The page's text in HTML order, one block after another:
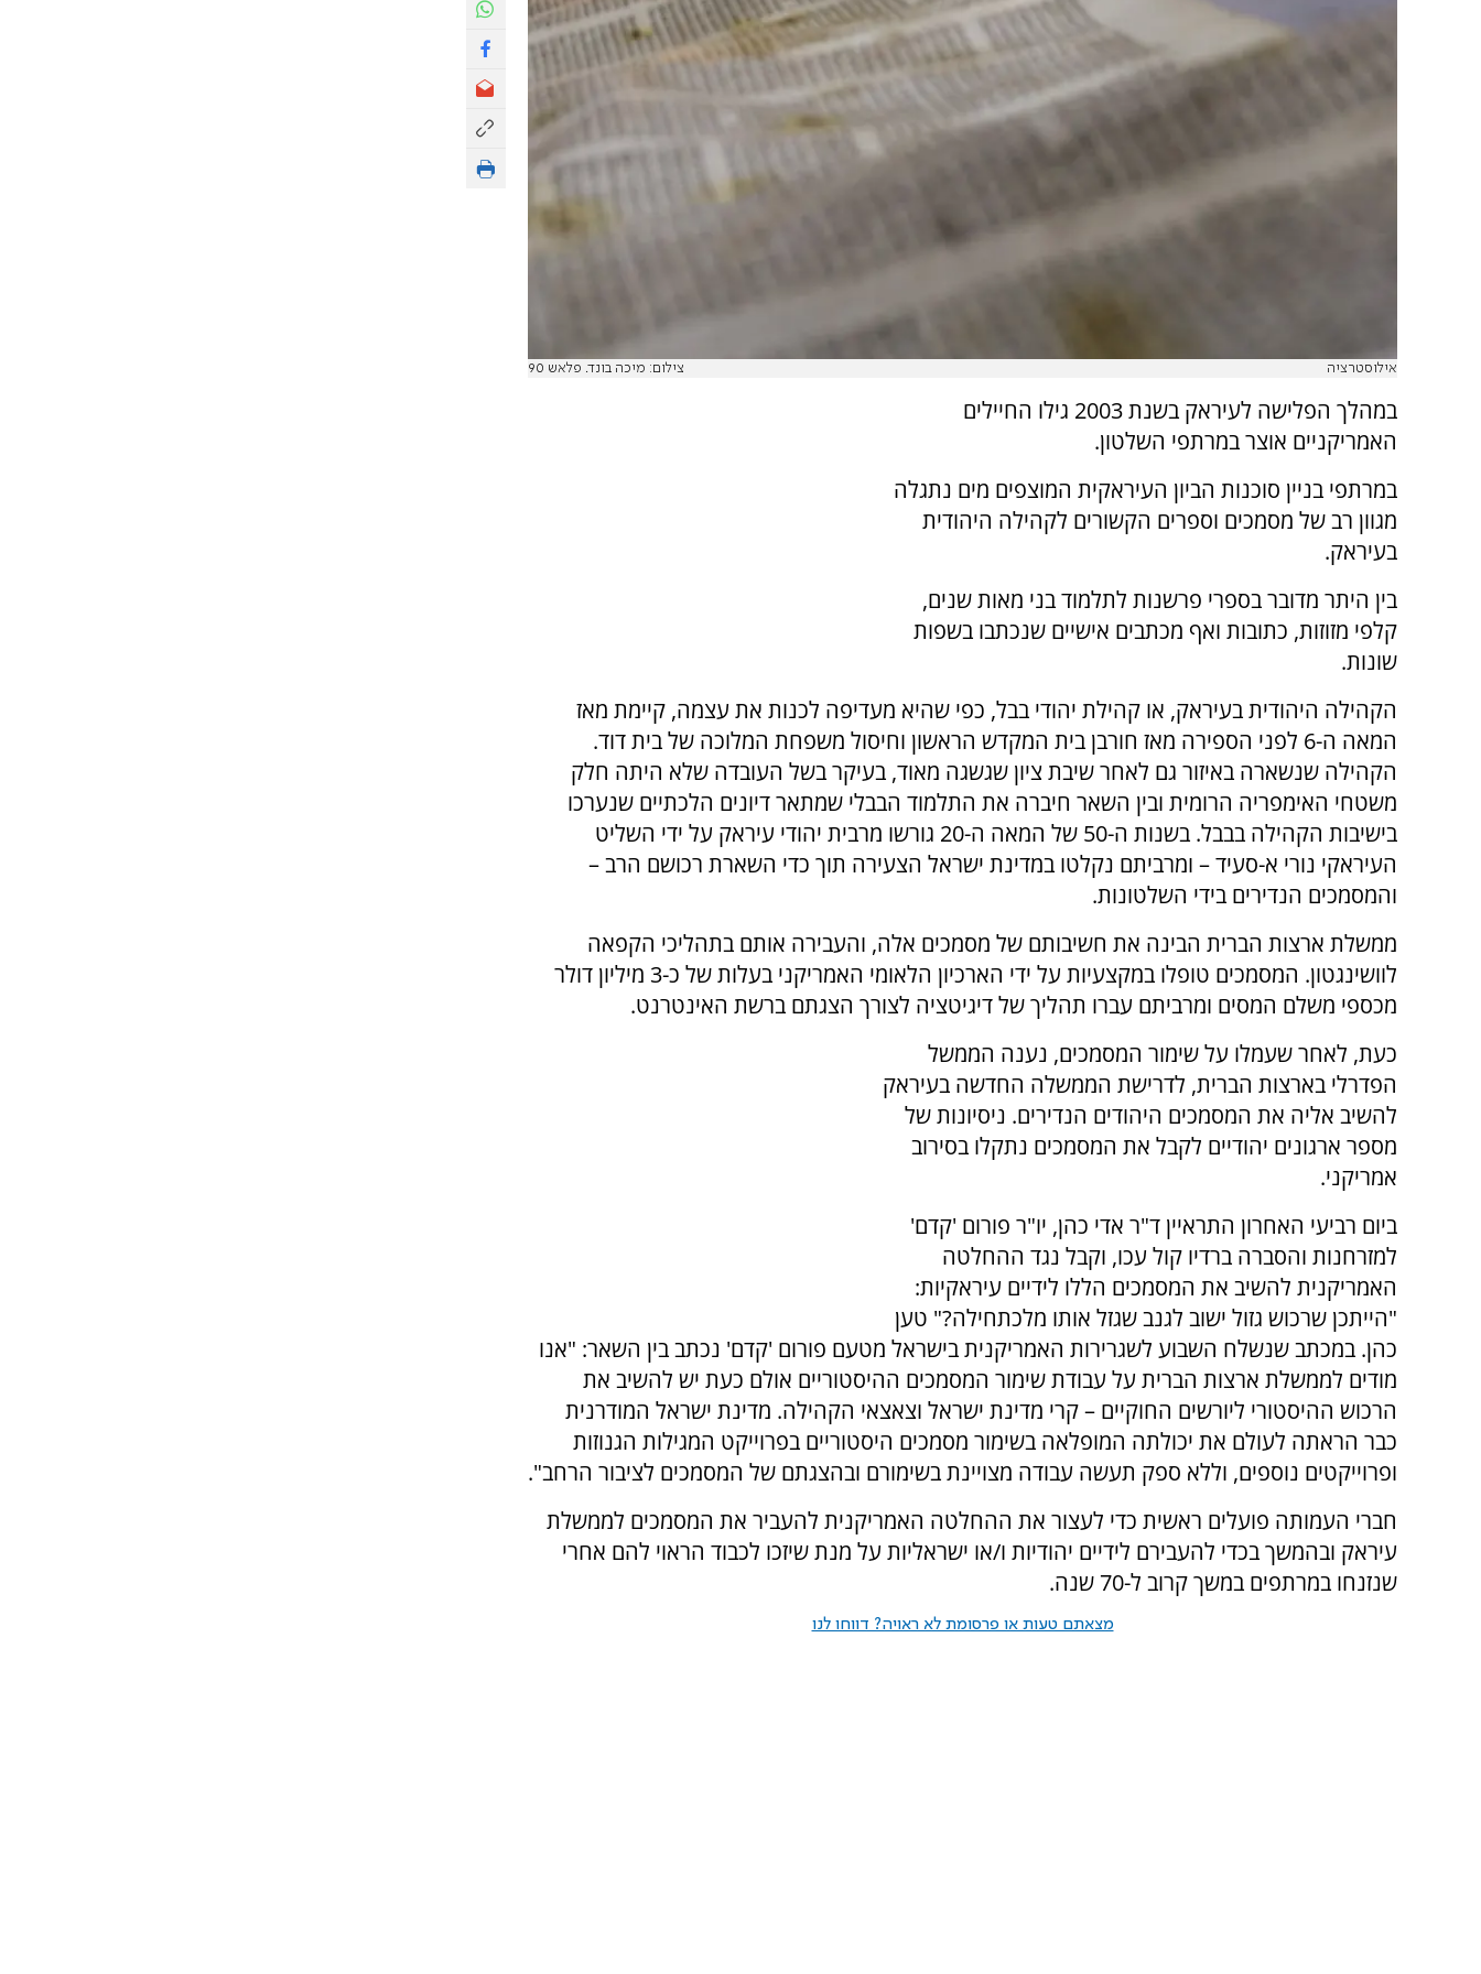
אילוסטרציה צילום: מיכה בונד. פלאש 90
במהלך הפלישה לעיראק בשנת 2003 גילו החיילים
האמריקניים אוצר במרתפי השלטון.
במרתפי בניין סוכנות הביון העיראקית המוצפים מים נתגלה
מגוון רב של מסמכים וספרים הקשורים לקהילה היהודית
בעיראק.
בין היתר מדובר בספרי פרשנות לתלמוד בני מאות שנים,
קלפי מזוזות, כתובות ואף מכתבים אישיים שנכתבו בשפות
שונות.
הקהילה היהודית בעיראק, או קהילת יהודי בבל, כפי שהיא מעדיפה לכנות את עצמה, קיימת מאז
המאה ה-6 לפני הספירה מאז חורבן בית המקדש הראשון וחיסול משפחת המלוכה של בית דוד.
הקהילה שנשארה באיזור גם לאחר שיבת ציון שגשגה מאוד, בעיקר בשל העובדה שלא היתה חלק
משטחי האימפריה הרומית ובין השאר חיברה את התלמוד הבבלי שמתאר דיונים הלכתיים שנערכו
בישיבות הקהילה בבבל. בשנות ה-50 של המאה ה-20 גורשו מרבית יהודי עיראק על ידי השליט
העיראקי נורי א-סעיד – ומרביתם נקלטו במדינת ישראל הצעירה תוך כדי השארת רכושם הרב –
והמסמכים הנדירים בידי השלטונות.
ממשלת ארצות הברית הבינה את חשיבותם של מסמכים אלה, והעבירה אותם בתהליכי הקפאה
לוושינגטון. המסמכים טופלו במקצעיות על ידי הארכיון הלאומי האמריקני בעלות של כ-3 מיליון דולר
מכספי משלם המסים ומרביתם עברו תהליך של דיגיטציה לצורך הצגתם ברשת האינטרנט.
כעת, לאחר שעמלו על שימור המסמכים, נענה הממשל
הפדרלי בארצות הברית, לדרישת הממשלה החדשה בעיראק
להשיב אליה את המסמכים היהודים הנדירים. ניסיונות של
מספר ארגונים יהודיים לקבל את המסמכים נתקלו בסירוב
אמריקני.
ביום רביעי האחרון התראיין ד"ר אדי כהן, יו"ר פורום 'קדם'
למזרחנות והסברה ברדיו קול עכו, וקבל נגד ההחלטה
האמריקנית להשיב את המסמכים הללו לידיים עיראקיות:
"הייתכן שרכוש גזול ישוב לגנב שגזל אותו מלכתחילה?" טען
כהן. במכתב שנשלח השבוע לשגרירות האמריקנית בישראל מטעם פורום 'קדם' נכתב בין השאר: "אנו
מודים לממשלת ארצות הברית על עבודת שימור המסמכים ההיסטוריים אולם כעת יש להשיב את
הרכוש ההיסטורי ליורשים החוקיים – קרי מדינת ישראל וצאצאי הקהילה. מדינת ישראל המודרנית
כבר הראתה לעולם את יכולתה המופלאה בשימור מסמכים היסטוריים בפרוייקט המגילות הגנוזות
ופרוייקטים נוספים, וללא ספק תעשה עבודה מצויינת בשימורם ובהצגתם של המסמכים לציבור הרחב".
חברי העמותה פועלים ראשית כדי לעצור את ההחלטה האמריקנית להעביר את המסמכים לממשלת
עיראק ובהמשך בכדי להעבירם לידיים יהודיות ו/או ישראליות על מנת שיזכו לכבוד הראוי להם אחרי
שנזנחו במרתפים במשך קרוב ל-70 שנה.
מצאתם טעות או פרסומת לא ראויה? דווחו לנו